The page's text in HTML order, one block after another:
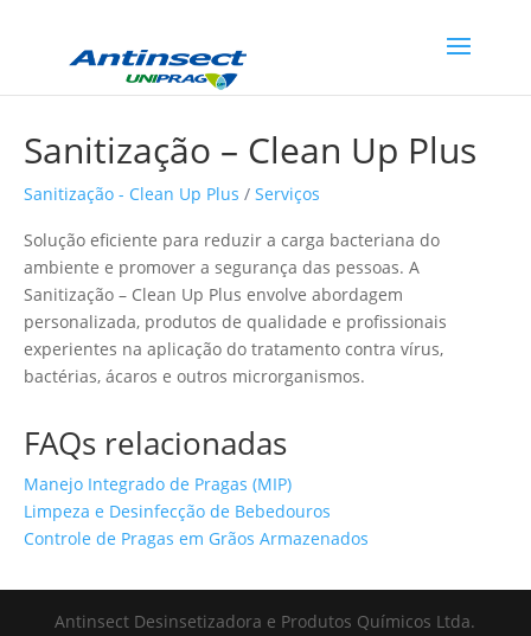
Sanitização – Clean Up Plus
Sanitização - Clean Up Plus / Serviços
Solução eficiente para reduzir a carga bacteriana do
ambiente e promover a segurança das pessoas. A
Sanitização – Clean Up Plus envolve abordagem
personalizada, produtos de qualidade e profissionais
experientes na aplicação do tratamento contra vírus,
bactérias, ácaros e outros microrganismos.
FAQs relacionadas
Manejo Integrado de Pragas (MIP)
Limpeza e Desinfecção de Bebedouros
Controle de Pragas em Grãos Armazenados
Antinsect Desinsetizadora e Produtos Químicos Ltda.